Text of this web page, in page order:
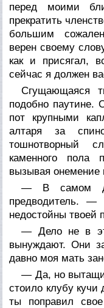
перед моими
прекратить
большим
верен своему
как и присягал,
сейчас я должен
Сгущающаяся
подобно
пот крупными
алтаря за
тошнотворный
каменного пола
вызывая онемение
— В самом
предводитель.
недостойны твоей
— Дело не в
вынуждают. Они
давно моя мать
— Да, но
стоило клубу
ты поправил